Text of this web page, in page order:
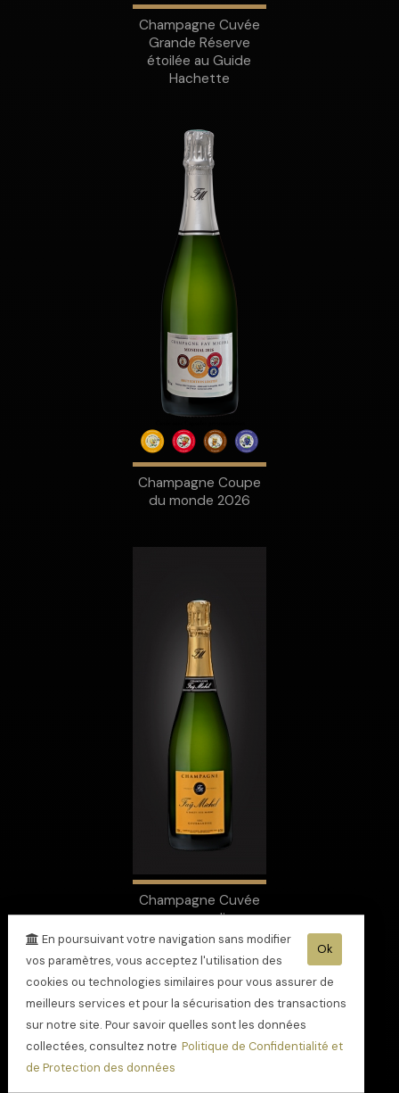
Champagne Cuvée
Grande Réserve
étoilée au Guide
Hachette
Champagne Coupe
du monde 2026
Champagne Cuvée
gourmandise
Ok
En poursuivant votre navigation sans modifier
vos paramètres, vous acceptez l'utilisation des
cookies ou technologies similaires pour vous assurer de
meilleurs services et pour la sécurisation des transactions
sur notre site. Pour savoir quelles sont les données
collectées, consultez notre Politique de Confidentialité et
de Protection des données